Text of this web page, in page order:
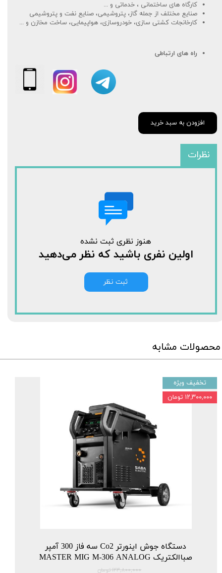
کارگاه های ساختمانی ، خدماتی و ...
صنایع مختلف از جمله گاز، پتروشیمی، صنایع نفت و پتروشیمی
کارخانجات کشتی سازی، خودروسازی، هواپیمایی، ساخت مخازن و ...
راه های ارتباطی
افزودن به سبد خرید
نظرات
هنوز نظری ثبت نشده
اولین نفری باشید که نظر می‌دهید
ثبت نظر
محصولات مشابه
دستگاه جوش اینورتر Co2 سه فاز 300 آمپر
صباالکتریک MASTER MIG M-306 ANALOG
۱۲۳,۸۰۰,۰۰۰ تومان
تخفیف ویژه
۱۲,۳۰۰,۰۰۰ تومان